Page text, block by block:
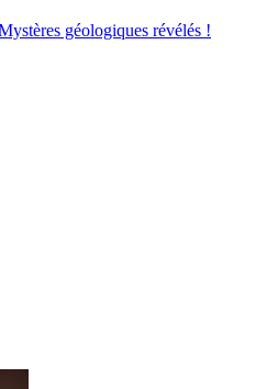
géologiques révélés !